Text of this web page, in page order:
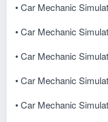
• Car Mechanic
• Car Mechanic
• Car Mechanic
• Car Mechanic
• Car Mechanic